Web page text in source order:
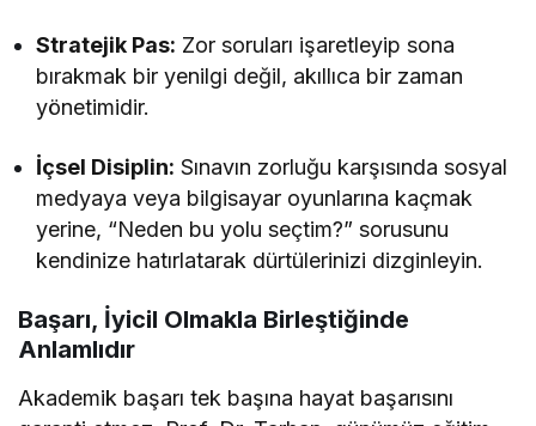
Stratejik Pas: Zor soruları işaretleyip sona
bırakmak bir yenilgi değil, akıllıca bir zaman
yönetimidir.
İçsel Disiplin: Sınavın zorluğu karşısında sosyal
medyaya veya bilgisayar oyunlarına kaçmak
yerine, “Neden bu yolu seçtim?” sorusunu
kendinize hatırlatarak dürtülerinizi dizginleyin.
Başarı, İyicil Olmakla Birleştiğinde
Anlamlıdır
Akademik başarı tek başına hayat başarısını